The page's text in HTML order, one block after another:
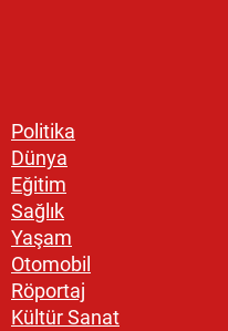
Politika
Dünya
Eğitim
Sağlık
Yaşam
Otomobil
Röportaj
Kültür Sanat